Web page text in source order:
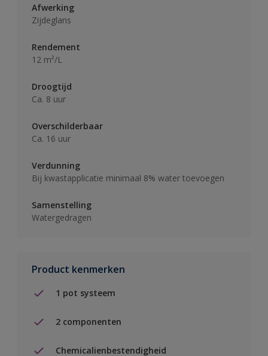
Afwerking
Zijdeglans
Rendement
12 m²/L
Droogtijd
Ca. 8 uur
Overschilderbaar
Ca. 16 uur
Verdunning
Bij kwastapplicatie minimaal 8% water toevoegen
Samenstelling
Watergedragen
Product kenmerken
1 pot systeem
2 componenten
Chemicalienbestendigheid